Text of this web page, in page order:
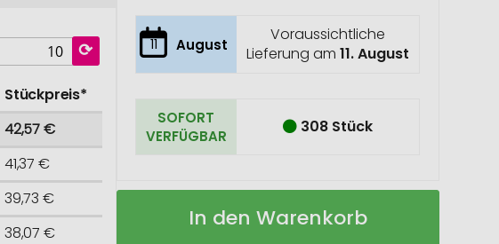
Stückpreis*
42,57 €
41,37 €
39,73 €
38,07 €
11 August
Voraussichtliche
Lieferung am 11. August
SOFORT
VERFÜGBAR
308 Stück
VINGA
Auf
In den Warenkorb